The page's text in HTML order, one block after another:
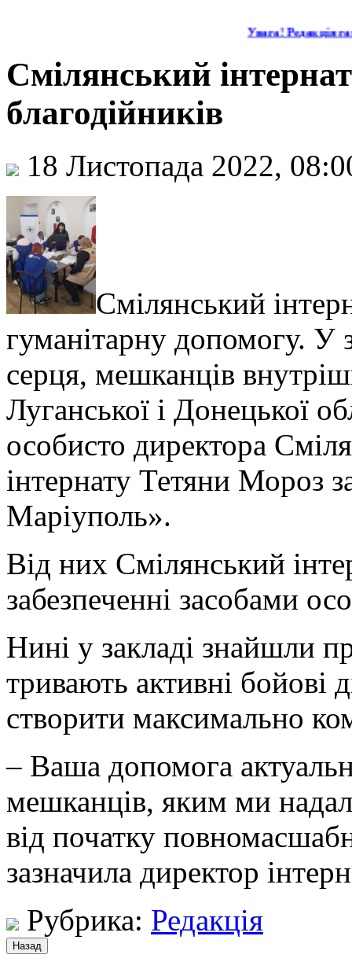
Увага! Редакція
Смілянський
благодійників
18 Листопада 2022,
Смілянський
гуманітарну допомогу. У
серця, мешканців
Луганської і Донецької
особисто директора
інтернату Тетяни Мороз
Маріуполь».
Від них Смілянський
забезпеченні засобами
Нині у закладі знайшли
тривають активні бойові
створити максимально
– Ваша допомога
мешканців, яким ми
від початку
зазначила директор
Рубрика: Редакція